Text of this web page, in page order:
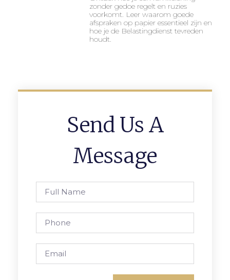
zonder gedoe regelt en ruzies
voorkomt. Leer waarom goede
afspraken op papier essentieel zijn en
hoe je de Belastingdienst tevreden
houdt.
Send Us A
Message